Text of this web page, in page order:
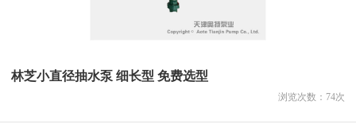
林芝小直径抽水泵 细长型 免费选型
浏览次数： 74次